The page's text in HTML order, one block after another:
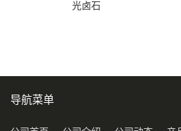
光卤石
导航菜单